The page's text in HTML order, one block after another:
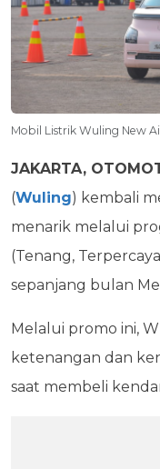
Mobil Listrik Wuling New
JAKARTA,
(Wuling) kembali
menarik melalui
(Tenang,
sepanjang bulan
Melalui promo ini,
ketenangan dan
saat membeli